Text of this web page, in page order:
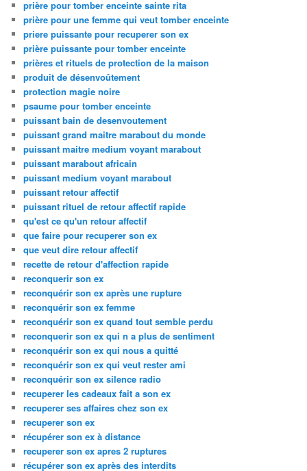
prière pour tomber enceinte sainte rita
prière pour une femme qui veut tomber enceinte
priere puissante pour recuperer son ex
prière puissante pour tomber enceinte
prières et rituels de protection de la maison
produit de désenvoûtement
protection magie noire
psaume pour tomber enceinte
puissant bain de desenvoutement
puissant grand maitre marabout du monde
puissant maitre medium voyant marabout
puissant marabout africain
puissant medium voyant marabout
puissant retour affectif
puissant rituel de retour affectif rapide
qu'est ce qu'un retour affectif
que faire pour recuperer son ex
que veut dire retour affectif
recette de retour d'affection rapide
reconquerir son ex
reconquérir son ex après une rupture
reconquérir son ex femme
reconquérir son ex quand tout semble perdu
reconquerir son ex qui n a plus de sentiment
reconquérir son ex qui nous a quitté
reconquérir son ex qui veut rester ami
reconquérir son ex silence radio
recuperer les cadeaux fait a son ex
recuperer ses affaires chez son ex
recuperer son ex
récupérer son ex à distance
recuperer son ex apres 2 ruptures
récupérer son ex après des interdits